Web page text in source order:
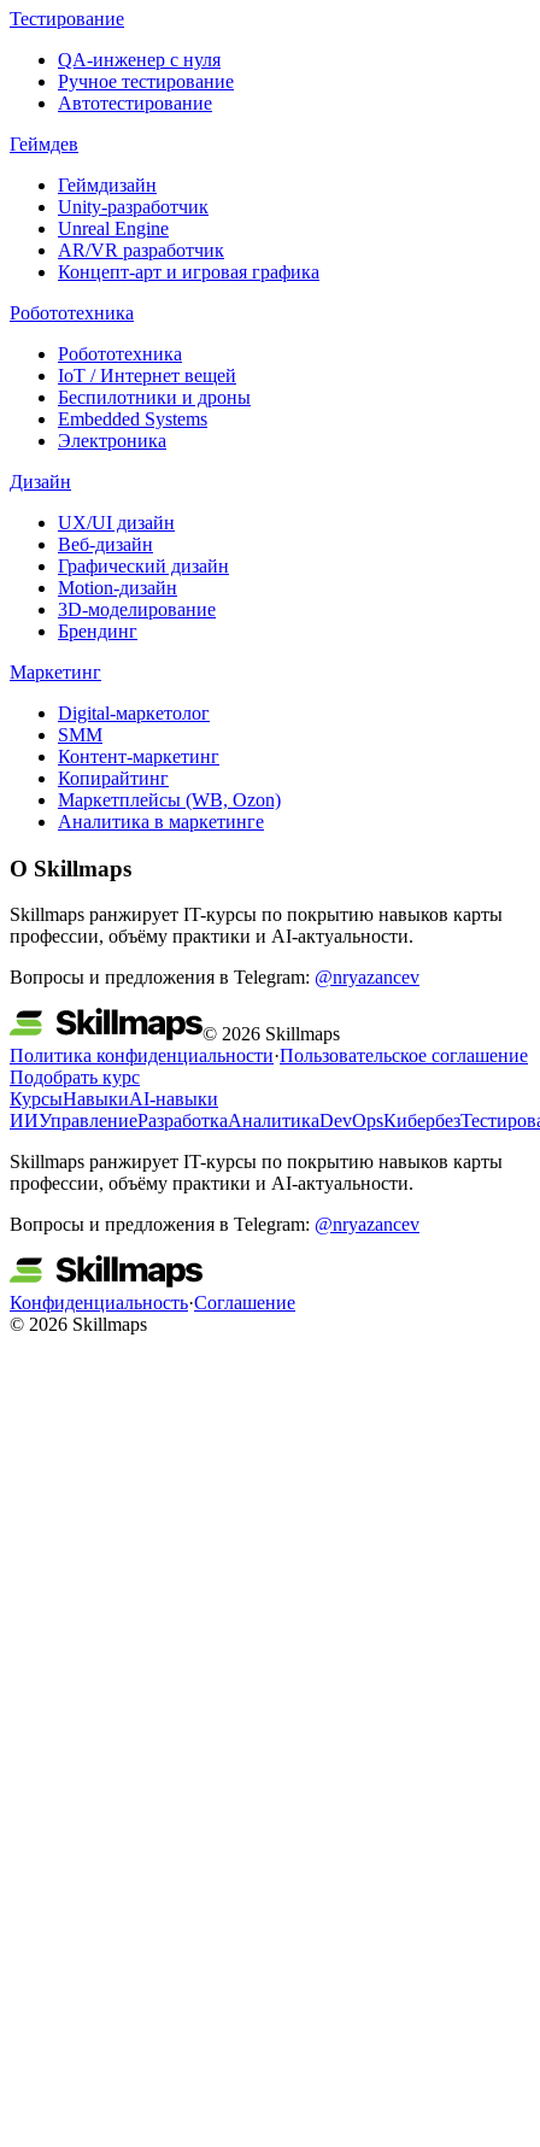
Тестирование
QA-инженер с нуля
Ручное тестирование
Автотестирование
Геймдев
Геймдизайн
Unity-разработчик
Unreal Engine
AR/VR разработчик
Концепт-арт и игровая графика
Робототехника
Робототехника
IoT / Интернет вещей
Беспилотники и дроны
Embedded Systems
Электроника
Дизайн
UX/UI дизайн
Веб-дизайн
Графический дизайн
Motion-дизайн
3D-моделирование
Брендинг
Маркетинг
Digital-маркетолог
SMM
Контент-маркетинг
Копирайтинг
Маркетплейсы (WB, Ozon)
Аналитика в маркетинге
О Skillmaps
Skillmaps ранжирует IT-курсы по покрытию навыков карты
профессии, объёму практики и AI-актуальности.
Вопросы и предложения в Telegram: @nryazancev
© 2026 Skillmaps
Политика конфиденциальности·Пользовательское соглашение
Подобрать курс
КурсыНавыкиAI-навыки
ИИУправлениеРазработкаАналитикаDevOpsКибербез
Skillmaps ранжирует IT-курсы по покрытию навыков карты
профессии, объёму практики и AI-актуальности.
Вопросы и предложения в Telegram: @nryazancev
Конфиденциальность·Соглашение
© 2026 Skillmaps